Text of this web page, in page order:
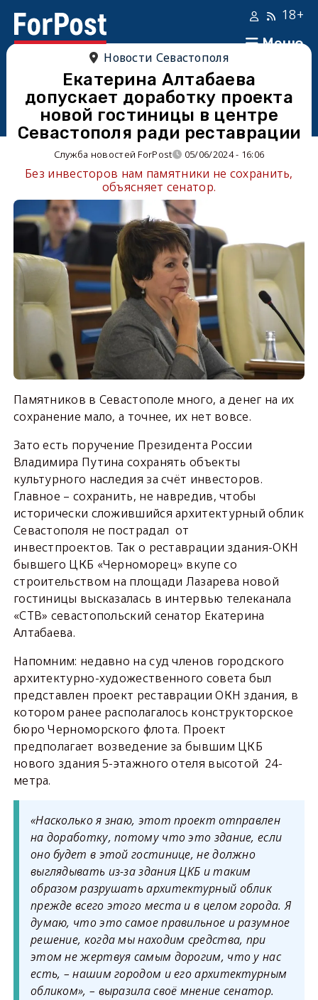
Меню
18+
Новости Севастополя
Екатерина Алтабаева
допускает доработку проекта
новой гостиницы в центре
Севастополя ради реставрации
Служба новостей ForPost 05/06/2024 - 16:06
Без инвесторов нам памятники не сохранить,
объясняет сенатор.
Памятников в Севастополе много, а денег на их
сохранение мало, а точнее, их нет вовсе.
Зато есть поручение Президента России
Владимира Путина сохранять объекты
культурного наследия за счёт инвесторов.
Главное – сохранить, не навредив, чтобы
исторически сложившийся архитектурный облик
Севастополя не пострадал от
инвестпроектов. Так о реставрации здания-ОКН
бывшего ЦКБ «Черноморец» вкупе со
строительством на площади Лазарева новой
гостиницы высказалась в интервью телеканала
«СТВ» севастопольский сенатор Екатерина
Алтабаева.
Напомним: недавно на суд членов городского
архитектурно-художественного совета был
представлен проект реставрации ОКН здания, в
котором ранее располагалось конструкторское
бюро Черноморского флота. Проект
предполагает возведение за бывшим ЦКБ
нового здания 5-этажного отеля высотой 24-
метра.
«Насколько я знаю, этот проект отправлен
на доработку, потому что это здание, если
оно будет в этой гостинице, не должно
выглядывать из-за здания ЦКБ и таким
образом разрушать архитектурный облик
прежде всего этого места и в целом города. Я
думаю, что это самое правильное и разумное
решение, когда мы находим средства, при
этом не жертвуя самым дорогим, что у нас
есть, – нашим городом и его архитектурным
обликом», – выразила своё мнение сенатор.